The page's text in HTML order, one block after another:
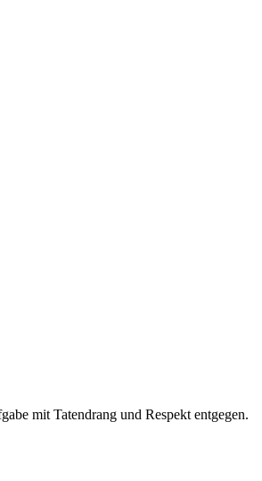
mit Tatendrang und Respekt entgegen.